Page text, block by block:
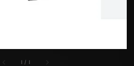
1 / 1